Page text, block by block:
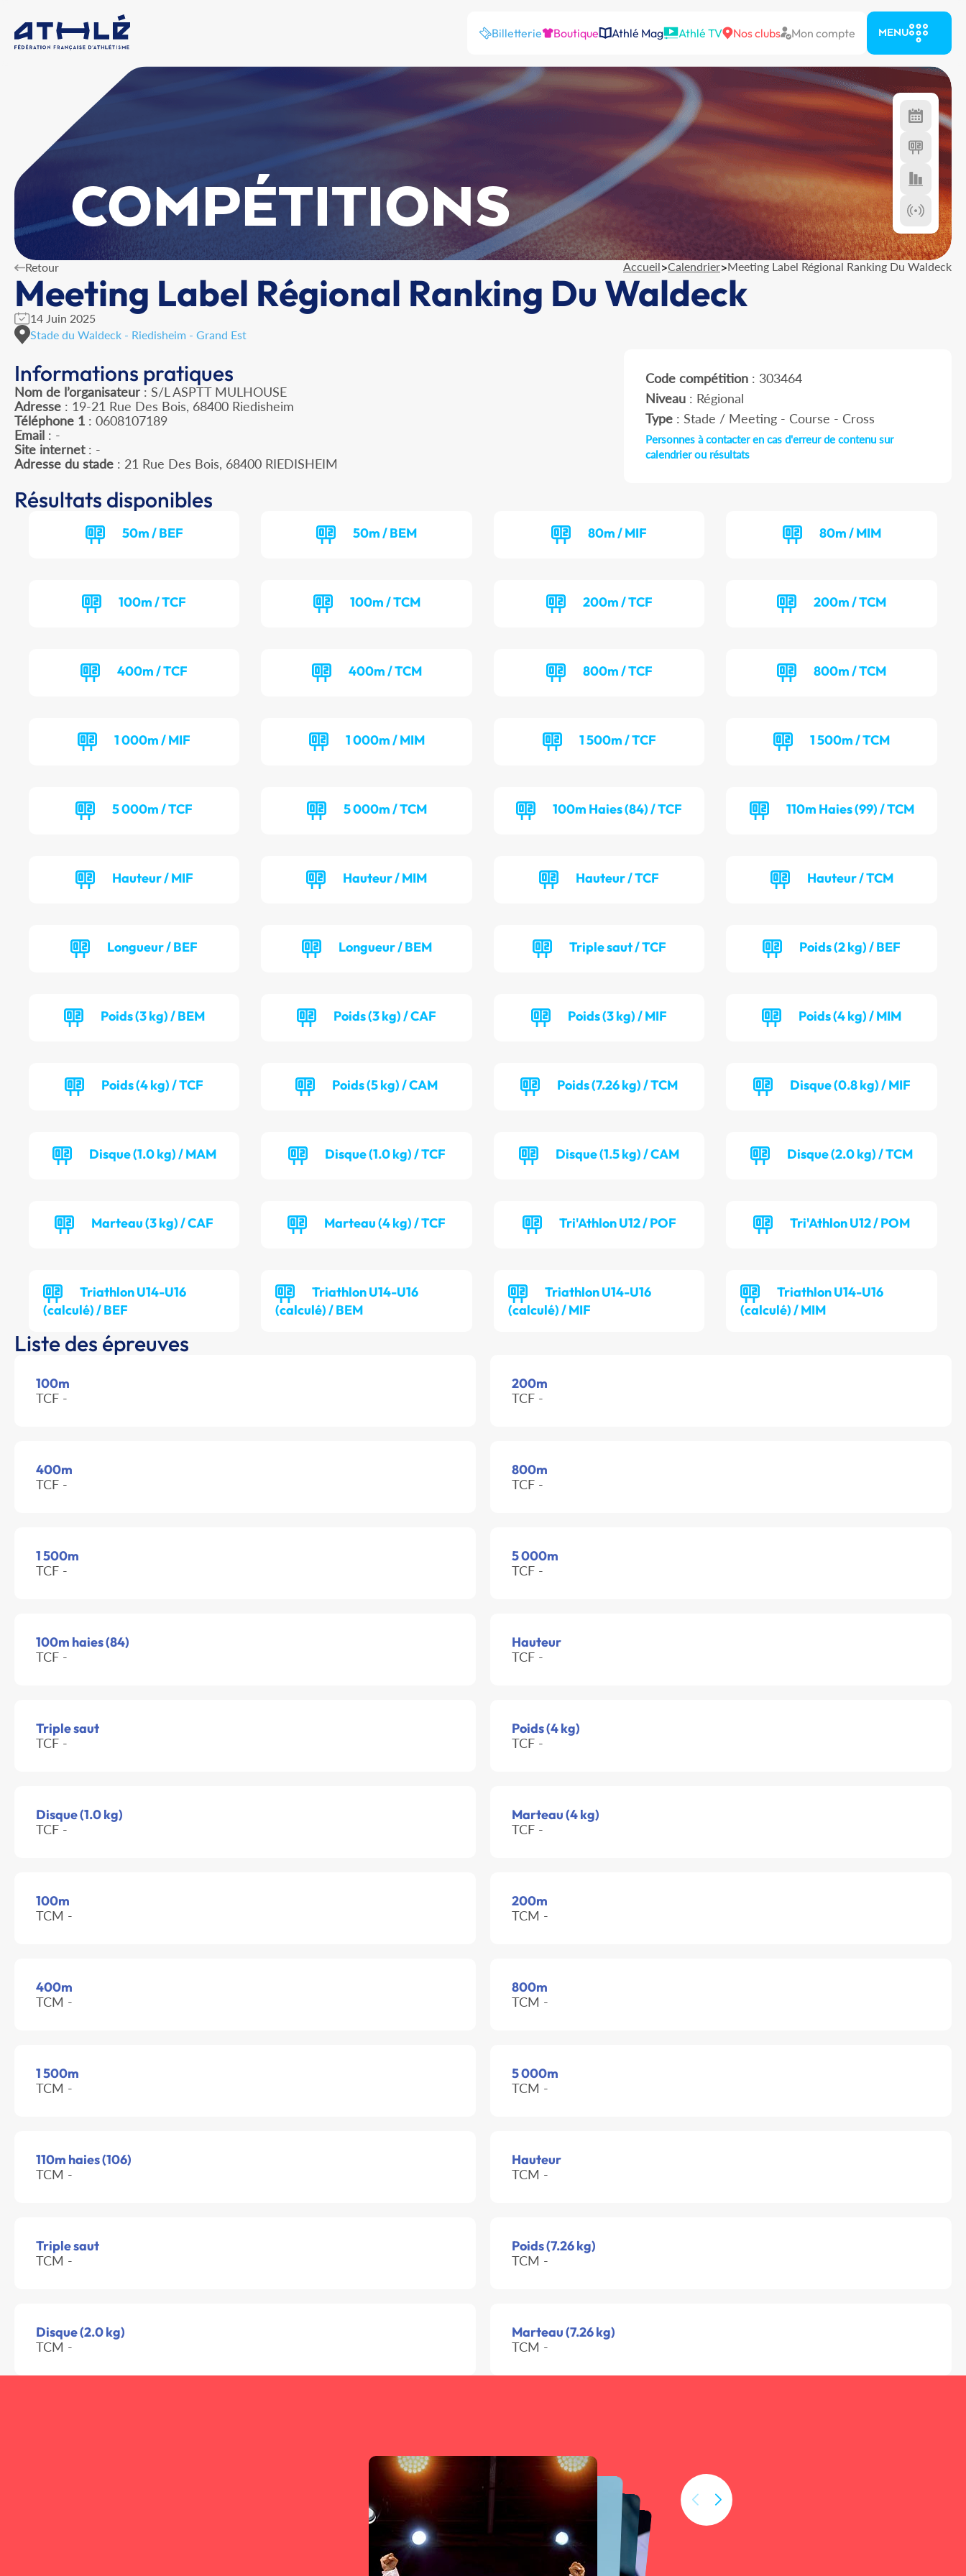
Billetterie Boutique Athlé Mag Athlé TV Nos clubs Mon compte MENU
COMPÉTITIONS
Retour Accueil>Calendrier>Meeting Label Régional Ranking Du Waldeck
Meeting Label Régional Ranking Du Waldeck
14 Juin 2025
Stade du Waldeck - Riedisheim - Grand Est
Informations pratiques
Nom de l’organisateur : S/L ASPTT MULHOUSE
Adresse : 19-21 Rue Des Bois, 68400 Riedisheim
Téléphone 1 : 0608107189
Email : -
Site internet: -
Adresse du stade : 21 Rue Des Bois, 68400 RIEDISHEIM
Code compétition: 303464
Niveau: Régional
Type: Stade / Meeting - Course - Cross
Personnes à contacter en cas d'erreur de contenu sur
calendrier ou résultats
Résultats disponibles
50m / BEF 50m / BEM 80m / MIF 80m / MIM
100m / TCF 100m / TCM 200m / TCF 200m / TCM
400m / TCF 400m / TCM 800m / TCF 800m / TCM
1 000m / MIF 1 000m / MIM 1 500m / TCF 1 500m / TCM
5 000m / TCF 5 000m / TCM 100m Haies (84) / TCF 110m Haies (99) / TCM
Hauteur / MIF Hauteur / MIM Hauteur / TCF Hauteur / TCM
Longueur / BEF Longueur / BEM Triple saut / TCF Poids (2 kg) / BEF
Poids (3 kg) / BEM Poids (3 kg) / CAF Poids (3 kg) / MIF Poids (4 kg) / MIM
Poids (4 kg) / TCF Poids (5 kg) / CAM Poids (7.26 kg) / TCM Disque (0.8 kg) / MIF
Disque (1.0 kg) / MAM Disque (1.0 kg) / TCF Disque (1.5 kg) / CAM Disque (2.0 kg) / TCM
Marteau (3 kg) / CAF Marteau (4 kg) / TCF Tri'Athlon U12 / POF Tri'Athlon U12 / POM
Triathlon U14-U16
(calculé) / BEF
Triathlon U14-U16
(calculé) / BEM
Triathlon U14-U16
(calculé) / MIF
Triathlon U14-U16
(calculé) / MIM
Liste des épreuves
100m
TCF -
200m
TCF -
400m
TCF -
800m
TCF -
1 500m
TCF -
5 000m
TCF -
100m haies (84)
TCF -
Hauteur
TCF -
Triple saut
TCF -
Poids (4 kg)
TCF -
Disque (1.0 kg)
TCF -
Marteau (4 kg)
TCF -
100m
TCM -
200m
TCM -
400m
TCM -
800m
TCM -
1 500m
TCM -
5 000m
TCM -
110m haies (106)
TCM -
Hauteur
TCM -
Triple saut
TCM -
Poids (7.26 kg)
TCM -
Disque (2.0 kg)
TCM -
Marteau (7.26 kg)
TCM -